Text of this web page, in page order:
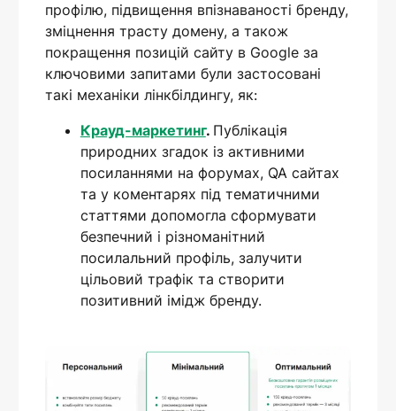
профілю, підвищення впізнаваності бренду,
зміцнення трасту домену, а також
покращення позицій сайту в Google за
ключовими запитами були застосовані
такі механіки лінкбілдингу, як:
Крауд-маркетинг. Публікація
природних згадок із активними
посиланнями на форумах, QA сайтах
та у коментарях під тематичними
статтями допомогла сформувати
безпечний і різноманітний
посилальний профіль, залучити
цільовий трафік та створити
позитивний імідж бренду.